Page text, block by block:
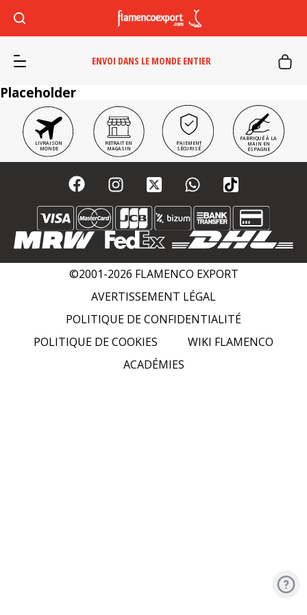
ENVOI DANS LE MONDE ENTIER
Placeholder
LIVRAISON
MONDE
RETRAIT EN
MAGASIN
PAIEMENT
SÉCURISÉ
FABRIQUÉ À LA
MAIN EN
ESPAGNE
©2001-2026 FLAMENCO EXPORT
AVERTISSEMENT LÉGAL
POLITIQUE DE CONFIDENTIALITÉ
POLITIQUE DE COOKIES
WIKI FLAMENCO
ACADÉMIES